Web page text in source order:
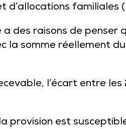
d’allocations familiales
des raisons de
la somme réellement
l’écart entre
provision est